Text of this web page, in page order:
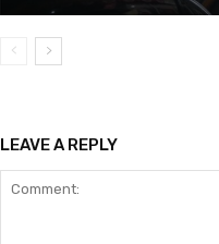
LEAVE A REPLY